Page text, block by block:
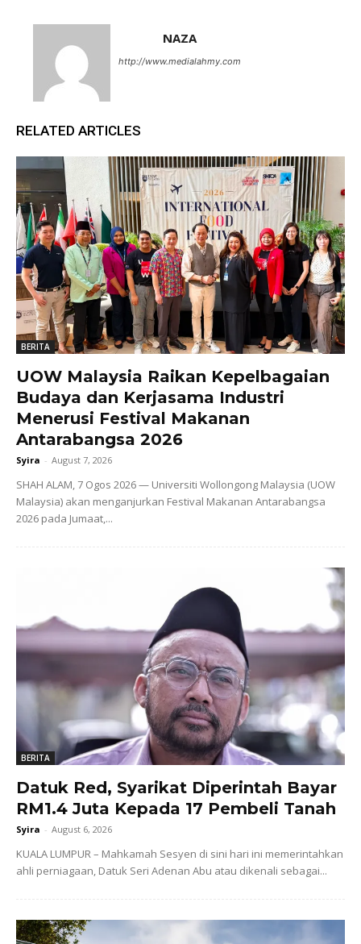
NAZA
http://www.medialahmy.com
RELATED ARTICLES
BERITA
UOW Malaysia Raikan Kepelbagaian
Budaya dan Kerjasama Industri
Menerusi Festival Makanan
Antarabangsa 2026
Syira - August 7, 2026
SHAH ALAM, 7 Ogos 2026 — Universiti Wollongong Malaysia (UOW
Malaysia) akan menganjurkan Festival Makanan Antarabangsa
2026 pada Jumaat,...
BERITA
Datuk Red, Syarikat Diperintah Bayar
RM1.4 Juta Kepada 17 Pembeli Tanah
Syira - August 6, 2026
KUALA LUMPUR – Mahkamah Sesyen di sini hari ini memerintahkan
ahli perniagaan, Datuk Seri Adenan Abu atau dikenali sebagai...